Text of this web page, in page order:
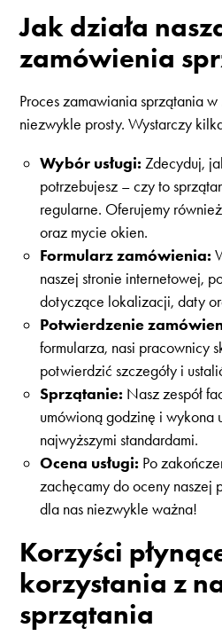
Jak działa
zamówienia
Proces zamawiania sprzątania
niezwykle prosty. Wystarczy
Wybór usługi: Zdecyduj,
potrzebujesz – czy to
regularne. Oferujemy
oraz mycie okien.
Formularz zamówienia:
naszej stronie internetowej,
dotyczące lokalizacji, daty
Potwierdzenie
formularza, nasi pracownicy
potwierdzić szczegóły i
Sprzątanie: Nasz zespół
umówioną godzinę i wykona
najwyższymi standardami.
Ocena usługi: Po
zachęcamy do oceny naszej
dla nas niezwykle ważna!
Korzyści
korzystania z
sprzątania